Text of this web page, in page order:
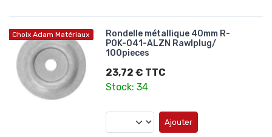
Choix Adam Matériaux
Rondelle métallique 40mm R-
POK-041-ALZN Rawlplug/
100pieces
23,72 € TTC
Stock: 34
Ajouter